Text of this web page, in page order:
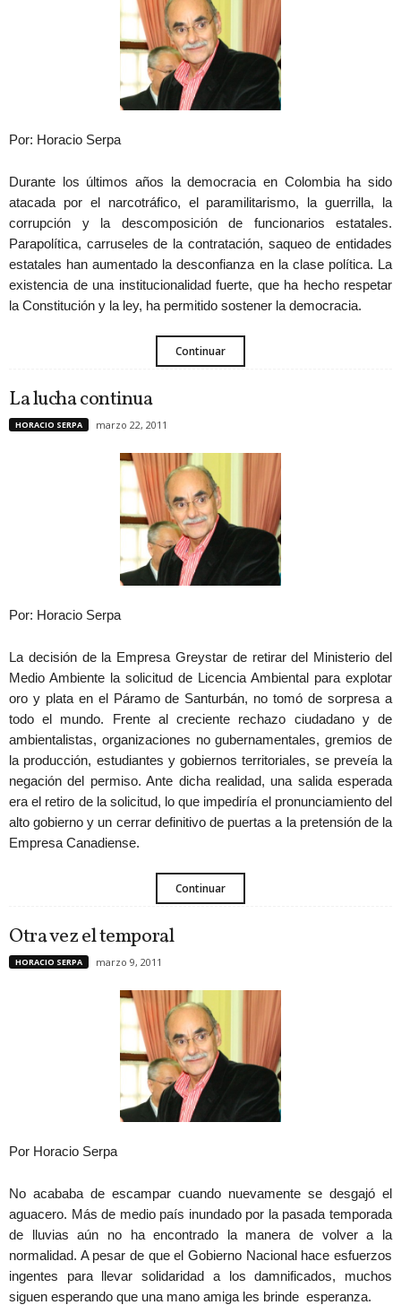
Por: Horacio Serpa
Durante los últimos años la democracia en Colombia ha sido
atacada por el narcotráfico, el paramilitarismo, la guerrilla, la
corrupción y la descomposición de funcionarios estatales.
Parapolítica, carruseles de la contratación, saqueo de entidades
estatales han aumentado la desconfianza en la clase política. La
existencia de una institucionalidad fuerte, que ha hecho respetar
la Constitución y la ley, ha permitido sostener la democracia.
Continuar
La lucha continua
HORACIO SERPA marzo 22, 2011
Por: Horacio Serpa
La decisión de la Empresa Greystar de retirar del Ministerio del
Medio Ambiente la solicitud de Licencia Ambiental para explotar
oro y plata en el Páramo de Santurbán, no tomó de sorpresa a
todo el mundo. Frente al creciente rechazo ciudadano y de
ambientalistas, organizaciones no gubernamentales, gremios de
la producción, estudiantes y gobiernos territoriales, se preveía la
negación del permiso. Ante dicha realidad, una salida esperada
era el retiro de la solicitud, lo que impediría el pronunciamiento del
alto gobierno y un cerrar definitivo de puertas a la pretensión de la
Empresa Canadiense.
Continuar
Otra vez el temporal
HORACIO SERPA marzo 9, 2011
Por Horacio Serpa
No acababa de escampar cuando nuevamente se desgajó el
aguacero. Más de medio país inundado por la pasada temporada
de lluvias aún no ha encontrado la manera de volver a la
normalidad. A pesar de que el Gobierno Nacional hace esfuerzos
ingentes para llevar solidaridad a los damnificados, muchos
siguen esperando que una mano amiga les brinde esperanza.